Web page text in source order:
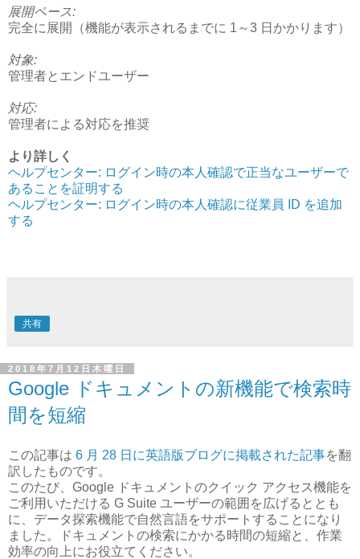
展開ペース:
完全に展開（機能が表示されるまでに 1～3 日かかります）
対象:
管理者とエンドユーザー
対応:
管理者による対応を推奨
より詳しく
ヘルプセンター: ログイン時の本人確認で正当なユーザーで
あることを証明する
ヘルプセンター: ログイン時の本人確認に従業員 ID を追加
する
共有
2018年7月12日木曜日
Google ドキュメントの新機能で検索時
間を短縮
この記事は 6 月 28 日に英語版ブログに掲載された記事を翻
訳したものです。
このたび、Google ドキュメントのクイック アクセス機能を
ご利用いただける G Suite ユーザーの範囲を広げるととも
に、データ探索機能で自然言語をサポートすることになり
ました。ドキュメントの検索にかかる時間の短縮と、作業
効率の向上にお役立てください。